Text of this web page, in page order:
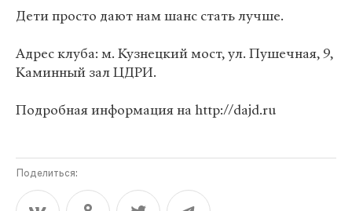
Дети просто дают нам шанс стать лучше.
Адрес клуба: м. Кузнецкий мост, ул. Пушечная, 9,
Каминный зал ЦДРИ.
Подробная информация на http://dajd.ru
Поделиться: